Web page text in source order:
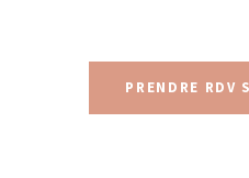
PRENDRE RDV